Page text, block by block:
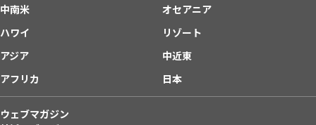
中南米
オセアニア
ハワイ
リゾート
アジア
中近東
アフリカ
日本
ウェブマガジン